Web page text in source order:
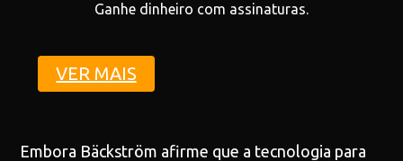
Ganhe dinheiro com assinaturas.
VER MAIS
Embora Bäckström afirme que a tecnologia para